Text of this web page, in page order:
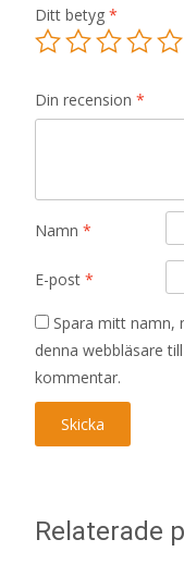
Ditt betyg *
Din recension *
Namn *
E-post *
Spara mitt namn,
denna webbläsare
kommentar.
Relaterade